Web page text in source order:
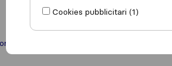
Cookies pubblicitari (1)